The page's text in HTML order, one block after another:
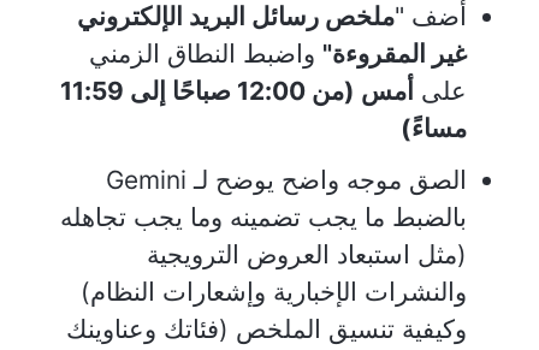
أضف "ملخص رسائل البريد الإلكتروني
غير المقروءة" واضبط النطاق الزمني
على
أمس (من 12:00 صباحًا إلى 11:59
مساءً)
الصق موجه واضح يوضح لـ Gemini
بالضبط ما يجب تضمينه وما يجب تجاهله
(مثل استبعاد العروض الترويجية
والنشرات الإخبارية وإشعارات النظام)
وكيفية تنسيق الملخص (فئاتك وعناوينك